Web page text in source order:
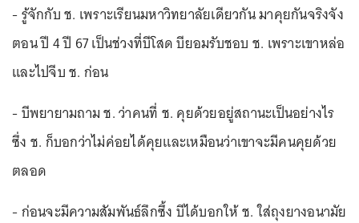
- รู้จักกับ ช. เพราะเรียนมหาวิทยาลัยเดียวกัน มาคุยกันจริงจัง
ตอน ปี 4 ปี 67 เป็นช่วงที่บีโสด บียอมรับชอบ ช. เพราะเขาหล่อ
และไปจีบ ช. ก่อน
- บีพยายามถาม ช. ว่าคนที่ ช. คุยด้วยอยู่สถานะเป็นอย่างไร
ซึ่ง ช. ก็บอกว่าไม่ค่อยได้คุยและเหมือนว่าเขาจะมีคนคุยด้วย
ตลอด
- ก่อนจะมีความสัมพันธ์ลึกซึ้ง บีได้บอกให้ ช. ใส่ถุงยางอนามัย